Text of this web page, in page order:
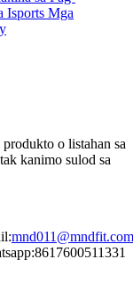
o listahan sa
kanimo sulod sa
mnd011@mndfit.com
8617600511331